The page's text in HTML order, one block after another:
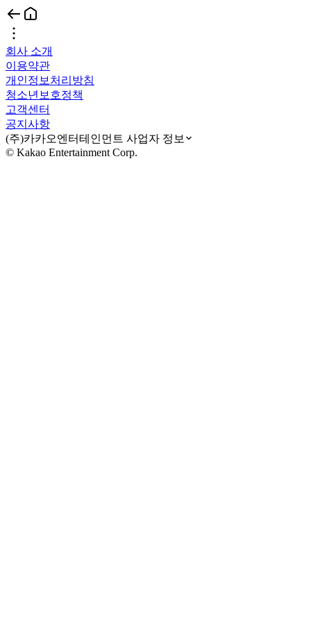
회사 소개
이용약관
개인정보처리방침
청소년보호정책
고객센터
공지사항
(주)카카오엔터테인먼트 사업자 정보
© Kakao Entertainment Corp.